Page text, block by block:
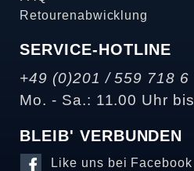
Retourenabwicklung
SERVICE-HOTLINE
+49 (0)201 / 559 718 6
Mo. - Sa.: 11.00 Uhr
BLEIB' VERBUNDEN
Like uns bei Facebook